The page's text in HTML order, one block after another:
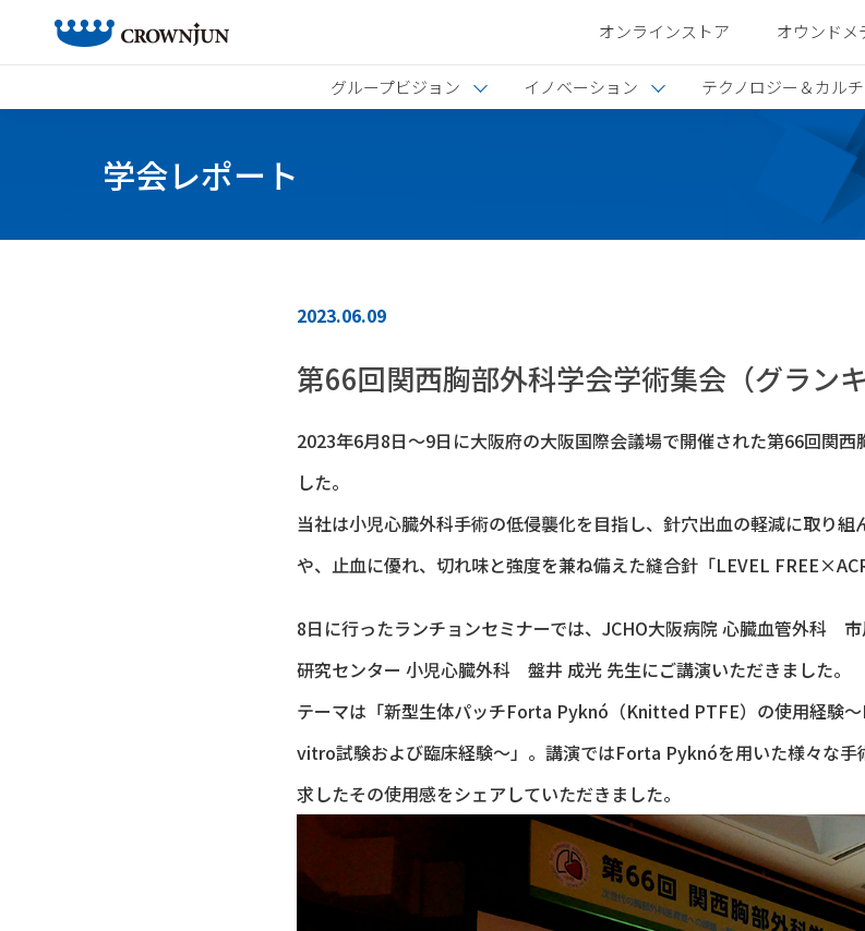
オンラインストア オウンドメ
グループビジョン イノベーション テクノロジー＆カル
学会レポート
2023.06.09
第66回関西胸部外科学会学術集会（グランキ
2023年6月8日～9日に大阪府の大阪国際会議場で開催された第66回関
した。
当社は小児心臓外科手術の低侵襲化を目指し、針穴出血の軽減に取り
や、止血に優れ、切れ味と強度を兼ね備えた縫合針「LEVEL
8日に行ったランチョンセミナーでは、JCHO大阪病院 心臓血管外科
研究センター 小児心臓外科 盤井 成光 先生にご講演いただきました。
テーマは「新型生体パッチForta Pyknó（Knitted PTFE）の使用経験
vitro試験および臨床経験～」。講演ではForta Pyknóを用いた様々な手
求したその使用感をシェアしていただきました。